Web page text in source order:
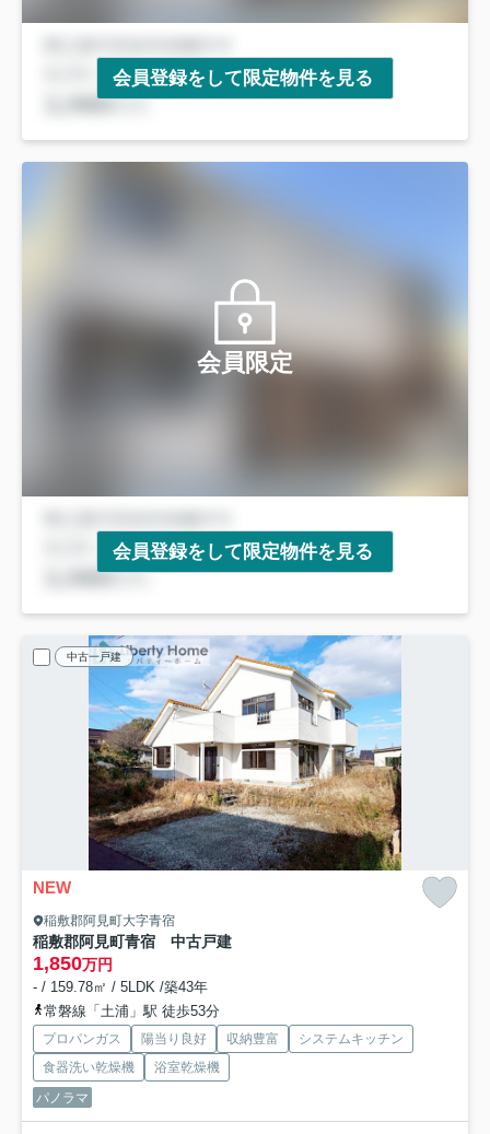
会員登録をして限定物件を見る
会員限定
会員登録をして限定物件を見る
中古一戸建
NEW
稲敷郡阿見町大字青宿
稲敷郡阿見町青宿 中古戸建
1,850万円
- / 159.78㎡ / 5LDK /築43年
常磐線「土浦」駅 徒歩53分
プロパンガス 陽当り良好 収納豊富
システムキッチン
食器洗い乾燥機
浴室乾燥機
パノラマ